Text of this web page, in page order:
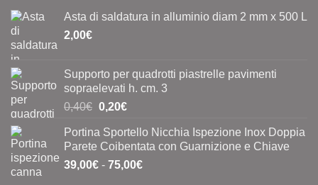
Asta di saldatura in alluminio diam 2 mm x 500 L
2,00€
Supporto per quadrotti piastrelle pavimenti
sopraelevati h. cm. 3
0,40€ Il
originale
era:
0,40€.
0,20€Il
attuale
è:
0,20€.
Portina Sportello Nicchia Ispezione Inox Doppia
Parete Coibentata con Guarnizione e Chiave
39,00€ - 75,00€Fascia